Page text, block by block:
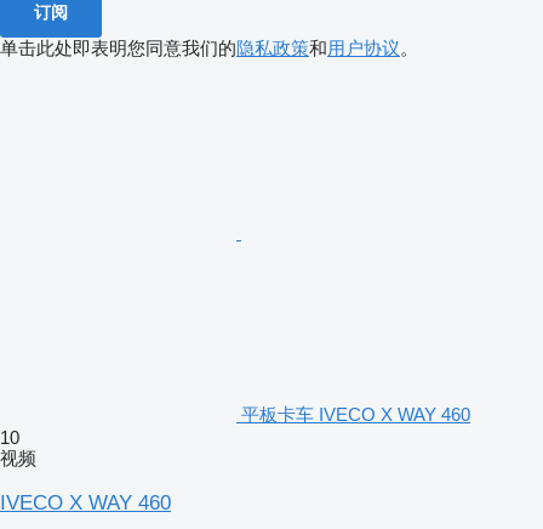
订阅
单击此处即表明您同意我们的隐私政策和用户协议。
平板卡车 IVECO X WAY 460
10
视频
IVECO X WAY 460